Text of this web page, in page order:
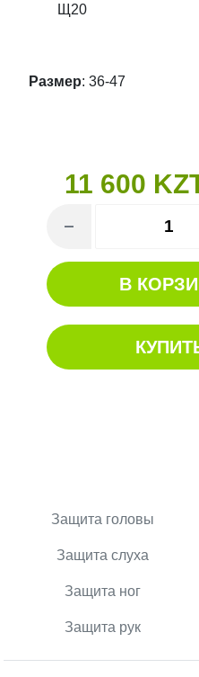
Щ20
Размер: 36-47
11 600
В
Защита головы
Защита слуха
Защита ног
Защита рук